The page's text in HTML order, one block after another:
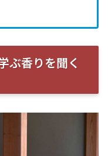
ぶ香りを聞く